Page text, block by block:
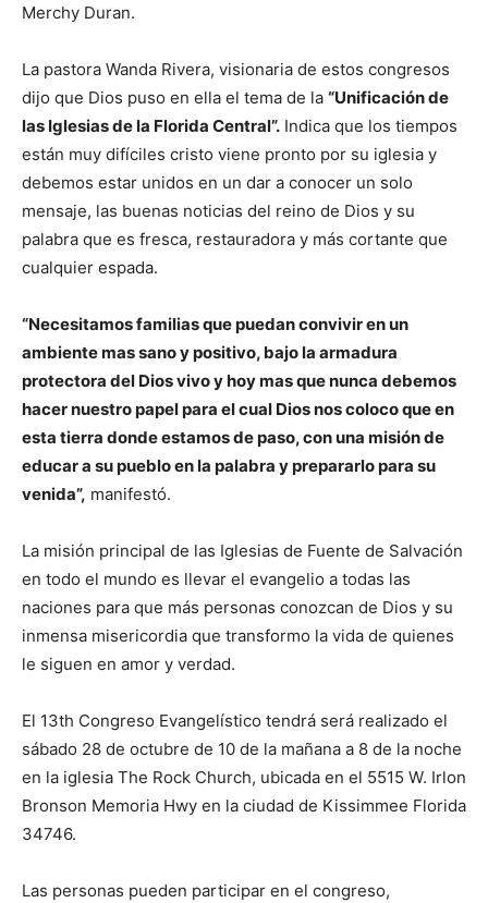
Merchy Duran.
La pastora Wanda Rivera, visionaria de estos congresos
dijo que Dios puso en ella el tema de la “Unificación de
las Iglesias de la Florida Central”. Indica que los tiempos
están muy difíciles cristo viene pronto por su iglesia y
debemos estar unidos en un dar a conocer un solo
mensaje, las buenas noticias del reino de Dios y su
palabra que es fresca, restauradora y más cortante que
cualquier espada.
“Necesitamos familias que puedan convivir en un
ambiente mas sano y positivo, bajo la armadura
protectora del Dios vivo y hoy mas que nunca debemos
hacer nuestro papel para el cual Dios nos coloco que en
esta tierra donde estamos de paso, con una misión de
educar a su pueblo en la palabra y prepararlo para su
venida”, manifestó.
La misión principal de las Iglesias de Fuente de Salvación
en todo el mundo es llevar el evangelio a todas las
naciones para que más personas conozcan de Dios y su
inmensa misericordia que transformo la vida de quienes
le siguen en amor y verdad.
El 13th Congreso Evangelístico tendrá será realizado el
sábado 28 de octubre de 10 de la mañana a 8 de la noche
en la iglesia The Rock Church, ubicada en el 5515 W. Irlon
Bronson Memoria Hwy en la ciudad de Kissimmee Florida
34746.
Las personas pueden participar en el congreso,